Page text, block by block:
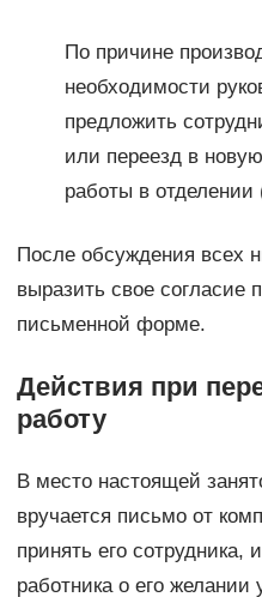
По причине
необходимости
предложить
или переезд в
работы в
После обсуждения всех
выразить свое согласие
письменной форме.
Действия при
работу
В место настоящей
вручается письмо от
принять его сотрудника,
работника о его